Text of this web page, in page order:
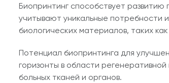
Биопринтинг способствует
учитывают уникальные потребности
биологических материалов, таких
Потенциал биопринтинга для
горизонты в области
больных тканей и органов.